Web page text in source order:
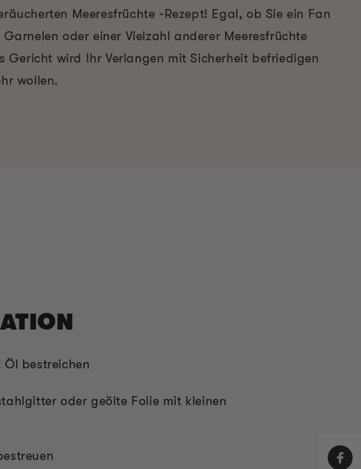
Meeresfrüchte -Rezept! Egal, ob Sie ein Fan
oder einer Vielzahl anderer Meeresfrüchte
Gericht wird Ihr Verlangen mit Sicherheit befriedigen
wollen.
bestreichen
oder geölte Folie mit kleinen